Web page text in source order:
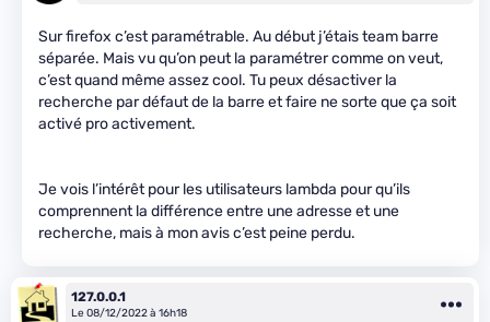
Sur firefox c’est paramétrable. Au début j’étais team barre
séparée. Mais vu qu’on peut la paramétrer comme on veut,
c’est quand même assez cool. Tu peux désactiver la
recherche par défaut de la barre et faire ne sorte que ça soit
activé pro activement.
Je vois l’intérêt pour les utilisateurs lambda pour qu’ils
comprennent la différence entre une adresse et une
recherche, mais à mon avis c’est peine perdu.
127.0.0.1
Le 08/12/2022 à 16h18